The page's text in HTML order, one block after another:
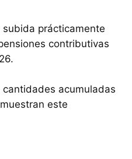
prácticamente
contributivas
acumuladas
este